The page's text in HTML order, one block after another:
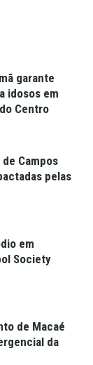
garante
idosos em
Centro
Campos
pelas
em
Society
de Macaé
da